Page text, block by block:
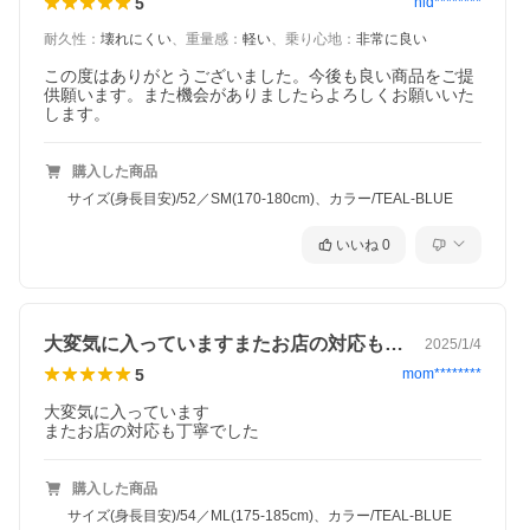
自転車を安全・快適にご使用いただくために
●ご使用中に自転車の不具合を感じた時は、直ちに使用を中止し自
※画像はサンプルです。掲載情報はモデル発表当時のもので
す。
※仕様及び外観は、改良のため予告なく変更される場合がござ
います。
※商品はお取り寄せのため、メーカー代理店の在庫状況により
※お取り寄せ商品のため、不良品以外の返品・交換はお断りい
たします。
以上、予めご了承いただきますようお願いいたします。
耐久性 ： 壊れにくい、 重量感 ： 軽い、 乗り心地 ： 非常に良い
この度はありがとうございました。今後も良い商品をご提
供願います。また機会がありましたらよろしくお願いいた
します。
購入した商品
サイズ(身長目安)/52／SM(170-180cm)、カラー/TEAL-BLUE
いいね 0
大変気に入っていますまたお店の対応も丁… 2025/1/4
5 mom********
大変気に入っています
またお店の対応も丁寧でした
購入した商品
サイズ(身長目安)/54／ML(175-185cm)、カラー/TEAL-BLUE